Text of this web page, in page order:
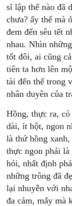
sĩ lập thể nào đã
chưa? ấy thế mà
đem đến sêu tết
nhau. Nhìn
tốt đôi, ai cũng
tiên ta hơn lên
tài đến thế trong
nhân duyên của
Hồng, thực ra,
dài, ít hột, ngon
là thứ hồng
thực ngon phải
hỏi, nhất định
những trông đã
lại nhuyễn với
đa cảm, mấy mà